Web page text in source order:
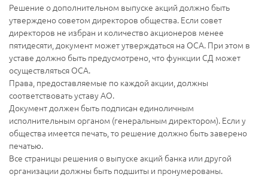
Решение о дополнительном выпуске акций должно быть
утверждено советом директоров общества. Если совет
директоров не избран и количество акционеров менее
пятидесяти, документ может утверждаться на ОСА. При этом в
уставе должно быть предусмотрено, что функции СД может
осуществляться ОСА.
Права, предоставляемые по каждой акции, должны
соответствовать уставу АО.
Документ должен быть подписан единоличным
исполнительным органом (генеральным директором). Если у
общества имеется печать, то решение должно быть заверено
печатью.
Все страницы решения о выпуске акций банка или другой
организации должны быть подшиты и пронумерованы.